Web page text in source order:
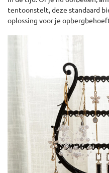
tentoonstelt, deze standaard
oplossing voor je